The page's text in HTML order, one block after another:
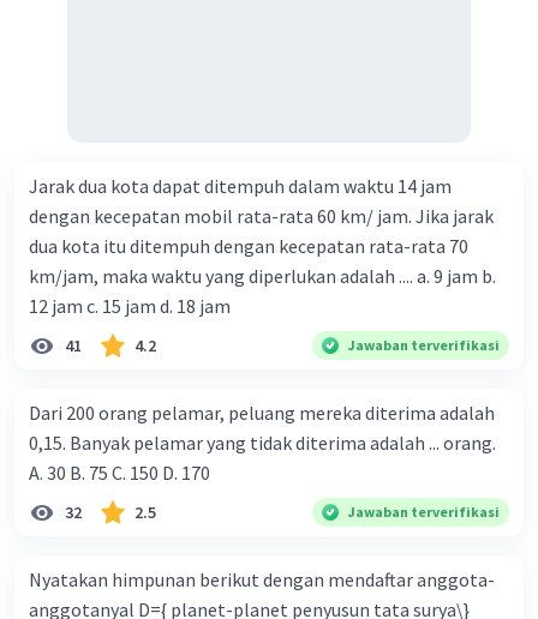
Jarak dua kota dapat ditempuh dalam waktu 14 jam
dengan kecepatan mobil rata-rata 60 km/ jam. Jika jarak
dua kota itu ditempuh dengan kecepatan rata-rata 70
km/jam, maka waktu yang diperlukan adalah .... a. 9 jam b.
12 jam c. 15 jam d. 18 jam
41 4.2 Jawaban terverifikasi
Dari 200 orang pelamar, peluang mereka diterima adalah
0,15. Banyak pelamar yang tidak diterima adalah ... orang.
A. 30 B. 75 C. 150 D. 170
32 2.5 Jawaban terverifikasi
Nyatakan himpunan berikut dengan mendaftar anggota-
anggotanyal D={ planet-planet penyusun tata surya\}